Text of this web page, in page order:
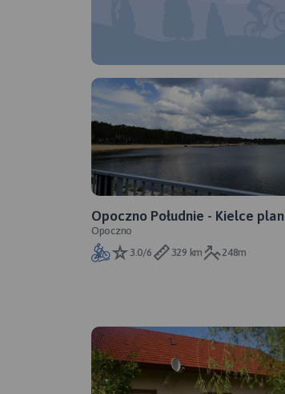
Opoczno Południe - Kielce plan
dla Artura
Opoczno
3.0/6
329 km 248m